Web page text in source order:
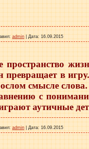
admin Дата: 16.09.2015
пространство
превращает в
смысле
с
аутичные
admin Дата: 16.09.2015